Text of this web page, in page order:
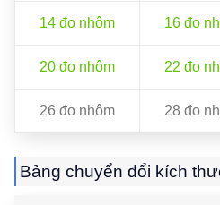
14 đo nhôm 16 đo
20 đo nhôm 22 đo
26 đo nhôm 28 đo
Bảng chuyển đổi kích